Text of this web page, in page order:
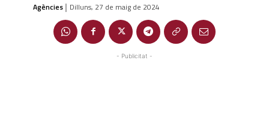
Agències | Dilluns, 27 de maig de 2024
- Publicitat -